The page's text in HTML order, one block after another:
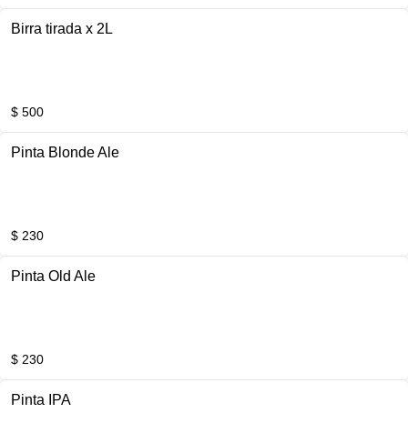
Birra tirada x 2L
$ 500
Pinta Blonde Ale
$ 230
Pinta Old Ale
$ 230
Pinta IPA